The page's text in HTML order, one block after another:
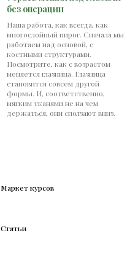
без операции
Наша работа, как всегда, как
многослойный пирог. Сначала мы
работаем над основой, с
костными структурами.
Посмотрите, как с возрастом
меняется глазница. Глазница
становится совсем другой
формы. И, соответственно,
мягким тканями не на чем
держаться, они сползают вниз.
Маркет курсов
Статьи